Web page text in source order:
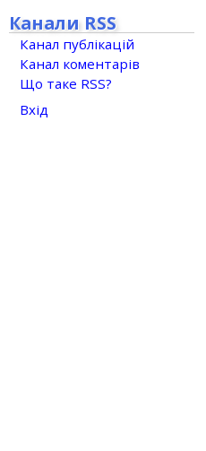
Канали RSS
Канал публікацій
Канал коментарів
Що таке RSS?
Вхід